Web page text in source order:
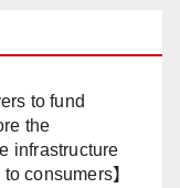
to fund
the
infrastructure
consumers】